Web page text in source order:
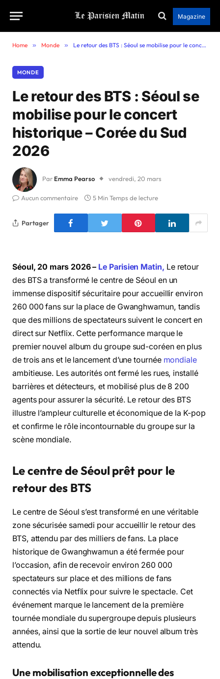
Magazine
Home » Monde » Le retour des BTS : Séoul se mobilise pour le concert historique – Corée du Sud 2026
MONDE
Le retour des BTS : Séoul se
mobilise pour le concert
historique – Corée du Sud
2026
Par Emma Pearso vendredi, 20 mars
Aucun commentaire 5 Min Temps de lecture
Partager
Séoul, 20 mars 2026 – Le Parisien Matin, Le retour
des BTS a transformé le centre de Séoul en un
immense dispositif sécuritaire pour accueillir environ
260 000 fans sur la place de Gwanghwamun, tandis
que des millions de spectateurs suivent le concert en
direct sur Netflix. Cette performance marque le
premier nouvel album du groupe sud-coréen en plus
de trois ans et le lancement d’une tournée mondiale
ambitieuse. Les autorités ont fermé les rues, installé
barrières et détecteurs, et mobilisé plus de 8 200
agents pour assurer la sécurité. Le retour des BTS
illustre l’ampleur culturelle et économique de la K-pop
et confirme le rôle incontournable du groupe sur la
scène mondiale.
Le centre de Séoul prêt pour le
retour des BTS
Le centre de Séoul s’est transformé en une véritable
zone sécurisée samedi pour accueillir le retour des
BTS, attendu par des milliers de fans. La place
historique de Gwanghwamun a été fermée pour
l’occasion, afin de recevoir environ 260 000
spectateurs sur place et des millions de fans
connectés via Netflix pour suivre le spectacle. Cet
événement marque le lancement de la première
tournée mondiale du supergroupe depuis plusieurs
années, ainsi que la sortie de leur nouvel album très
attendu.
Une mobilisation exceptionnelle des